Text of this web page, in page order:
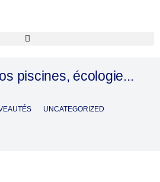
ACTUALITÉ
piscines, écologie...
UNCATEGORIZED